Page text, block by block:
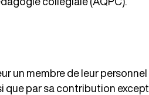
un membre de leur personnel
que par sa contribution